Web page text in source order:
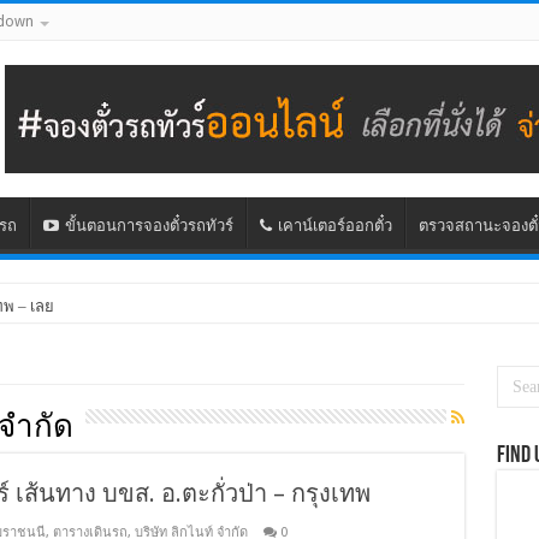
ถ ขั้นตอนการจองตั๋วรถทัวร์ เคาน์เตอร์ออกตั๋ว ตรวจสถานะจอง
– เลย
ำกัด
ส้นทาง บขส. อ.ตะกั่วป่า – กรุงเทพ
ราชนนี, ตารางเดินรถ, บริษัท ลิกไนท์ จำกัด 0
Find